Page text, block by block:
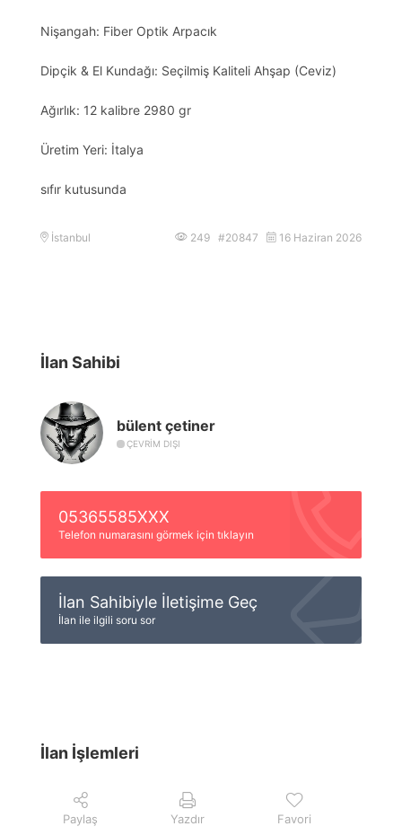
Nişangah: Fiber Optik Arpacık
Dipçik & El Kundağı: Seçilmiş Kaliteli Ahşap (Ceviz)
Ağırlık: 12 kalibre 2980 gr
Üretim Yeri: İtalya
sıfır kutusunda
İstanbul 249 #20847 16 Haziran 2026
İlan Sahibi
bülent çetiner
ÇEVRIM DIŞI
05365585XXX
Telefon numarasını görmek için tıklayın
İlan Sahibiyle İletişime Geç
İlan ile ilgili soru sor
İlan İşlemleri
Paylaş Yazdır Favori